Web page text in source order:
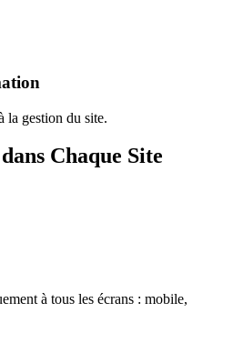
la gestion du site.
Chaque Site
à tous les écrans : mobile,